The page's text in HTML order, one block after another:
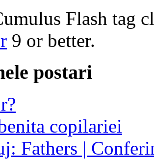
Flash tag
9 or better.
postari
copilariei
Fathers |